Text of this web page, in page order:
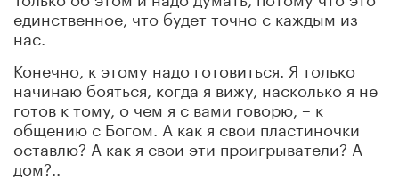
единственное, что будет точно с каждым из
нас.
Конечно, к этому надо готовиться. Я только
начинаю бояться, когда я вижу, насколько я не
готов к тому, о чем я с вами говорю, – к
общению с Богом. А как я свои пластиночки
оставлю? А как я свои эти проигрыватели? А
дом?..